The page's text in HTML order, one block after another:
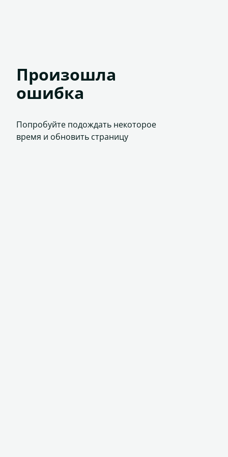
Произошла
ошибка
Попробуйте подождать некоторое
время и обновить страницу